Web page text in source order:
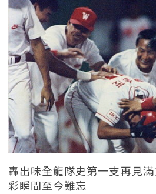
轟出味全龍隊史第一支再見
彩瞬間至今難忘